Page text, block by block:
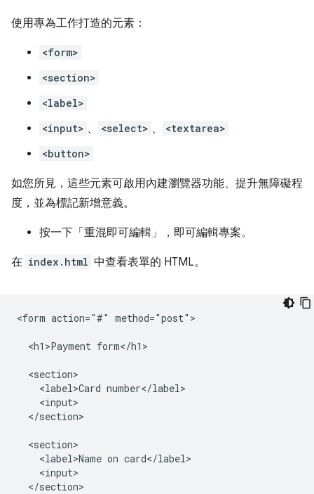
使用專為工作打造的元素：
<form>
<section>
<label>
<input> 、 <select> 、
<textarea>
<button>
如您所見，這些元素可啟用內建瀏覽器功能、提升無障礙程
度，並為標記新增意義。
按一下「重混即可編輯」 ，即可編輯專案。
在 index.html 中查看表單的 HTML。
<form action="#" method="post">
  <h1>Payment form</h1>
  <section>
    <label>Card number</label>
    <input>
  </section>
  <section>
    <label>Name on card</label>
    <input>
  </section>